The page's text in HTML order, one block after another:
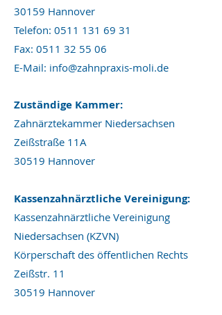
30159 Hannover
Telefon: 0511 131 69 31
Fax: 0511 32 55 06
E-Mail: info@zahnpraxis-moli.de
Zuständige Kammer:
Zahnärztekammer Niedersachsen
Zeißstraße 11A
30519 Hannover
Kassenzahnärztliche Vereinigung:
Kassenzahnärztliche Vereinigung
Niedersachsen (KZVN)
Körperschaft des öffentlichen Rechts
Zeißstr. 11
30519 Hannover